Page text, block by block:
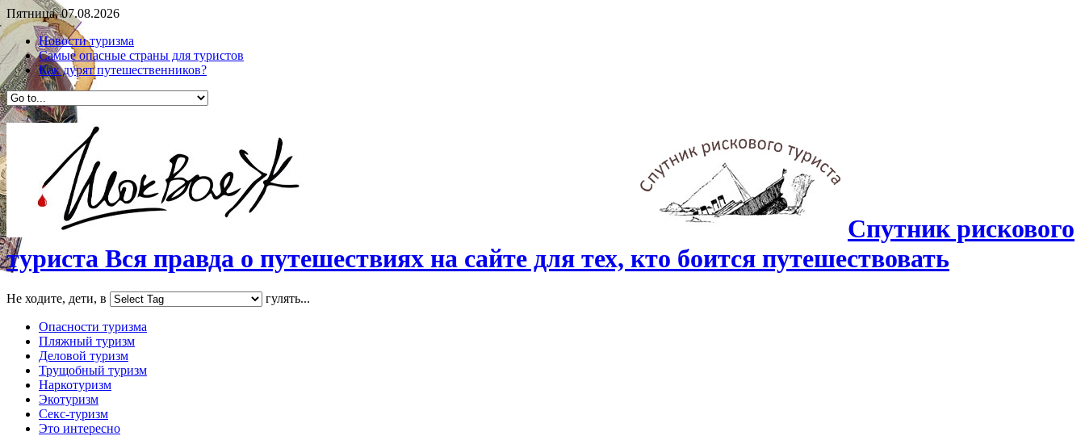
Пятница, 07.08.2026
Новости туризма
Самые опасные страны для туристов
Как дурят путешественников?
Спутник рискового
туриста Вся правда о путешествиях на сайте для тех, кто боится путешествовать
Не ходите, дети, в гулять...
Опасности туризма
Пляжный туризм
Деловой туризм
Трущобный туризм
Наркотуризм
Экотуризм
Секс-туризм
Это интересно